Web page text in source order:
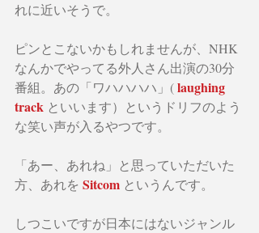
れに近いそうで。
ピンとこないかもしれませんが、NHK
なんかでやってる外人さん出演の30分
番組。あの「ワハハハハ」( laughing
track といいます）というドリフのよう
な笑い声が入るやつです。
「あー、あれね」と思っていただいた
方、あれを Sitcom というんです。
しつこいですが日本にはないジャンル